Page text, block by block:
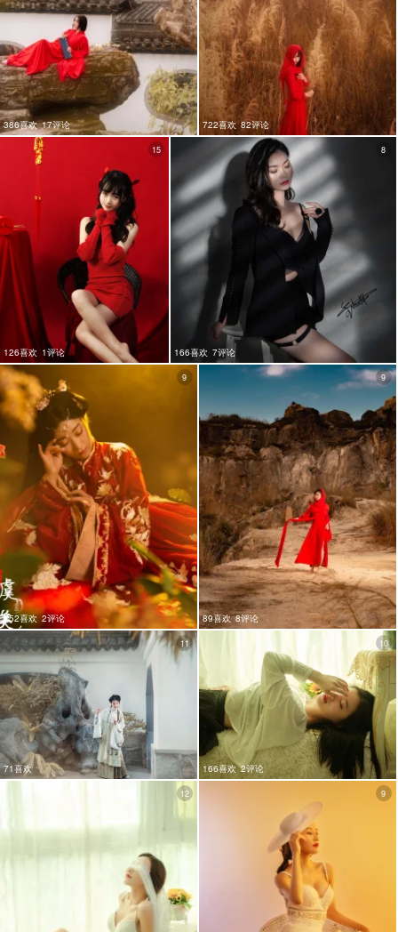
386喜欢 17评论 722喜欢 82评论
126喜欢 1评论
15
166喜欢 7评论
8
152喜欢 2评论
9
89喜欢 8评论
9
71喜欢
11
166喜欢 2评论
10
12 9